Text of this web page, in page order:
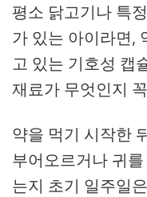
평소 닭고기나 특
가 있는 아이라면,
고 있는 기호성 캡
재료가 무엇인지
약을 먹기 시작한
부어오르거나 귀
는지 초기 일주일